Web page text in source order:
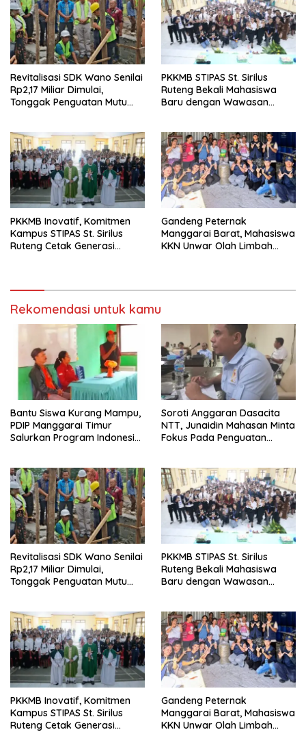
Revitalisasi SDK Wano Senilai
Rp2,17 Miliar Dimulai,
Tonggak Penguatan Mutu
PKKMB STIPAS St. Sirilus
Ruteng Bekali Mahasiswa
Baru dengan Wawasan
PKKMB Inovatif, Komitmen
Kampus STIPAS St. Sirilus
Ruteng Cetak Generasi
Gandeng Peternak
Manggarai Barat, Mahasiswa
KKN Unwar Olah Limbah
Rekomendasi untuk kamu
Bantu Siswa Kurang Mampu,
PDIP Manggarai Timur
Salurkan Program Indonesia
Soroti Anggaran Dasacita
NTT, Junaidin Mahasan Minta
Fokus Pada Penguatan
Revitalisasi SDK Wano Senilai
Rp2,17 Miliar Dimulai,
Tonggak Penguatan Mutu
PKKMB STIPAS St. Sirilus
Ruteng Bekali Mahasiswa
Baru dengan Wawasan
PKKMB Inovatif, Komitmen
Kampus STIPAS St. Sirilus
Ruteng Cetak Generasi
Gandeng Peternak
Manggarai Barat, Mahasiswa
KKN Unwar Olah Limbah